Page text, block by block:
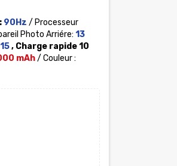
90Hz / Processeur
Photo Arriére: 13
, Charge rapide 10
mAh/ Couleur :